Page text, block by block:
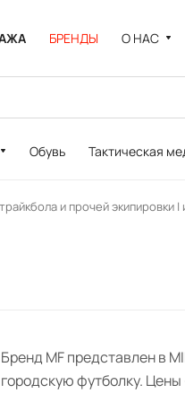
БРЕНДЫ О НАС
Обувь Тактическая
и прочей экипировки |
Бренд MF представлен в
городскую футболку. Цены